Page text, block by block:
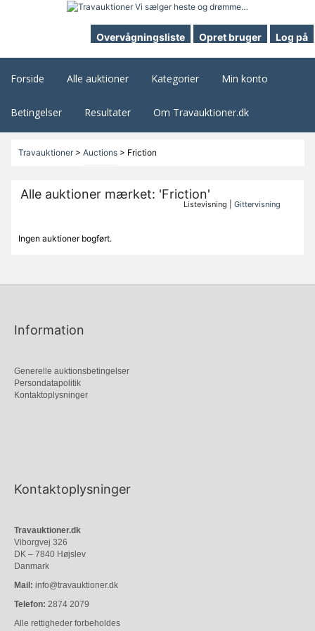
Overvågningsliste Opret bruger Log på
Forside Alle auktioner Kategorier Min konto
Betingelser Resultater Om Travauktioner.dk
Travauktioner> Auctions> Friction
Alle auktioner mærket: 'Friction'
Listevisning |Gittervisning
Ingen auktioner bogført.
Information
Generelle auktionsbetingelser
Persondatapolitik
Kontaktoplysninger
Kontaktoplysninger
Travauktioner.dk
Viborgvej 326
DK – 7840 Højslev
Danmark
Mail: info@travauktioner.dk
Telefon: 2874 2079
Alle rettigheder forbeholdes